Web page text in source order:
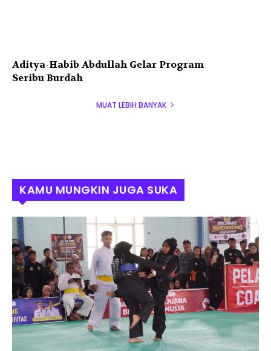
Aditya-Habib Abdullah Gelar Program
Seribu Burdah
MUAT LEBIH BANYAK
KAMU MUNGKIN JUGA SUKA